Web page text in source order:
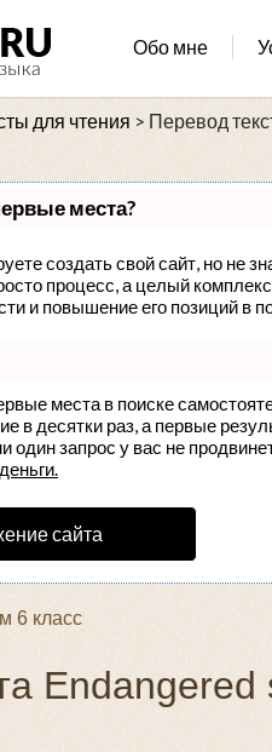
Обо мне
для чтения > Перевод
места?
создать свой сайт, но не
процесс, а целый
и повышение его позиций в
места в поиске
в десятки раз, а первые
один запрос у вас не
сайта
6 класс
Endangered